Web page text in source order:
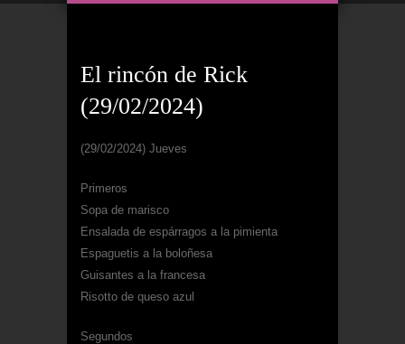
El rincón de Rick
(29/02/2024)
(29/02/2024) Jueves
Primeros
Sopa de marisco
Ensalada de espárragos a la pimienta
Espaguetis a la boloñesa
Guisantes a la francesa
Risotto de queso azul
Segundos